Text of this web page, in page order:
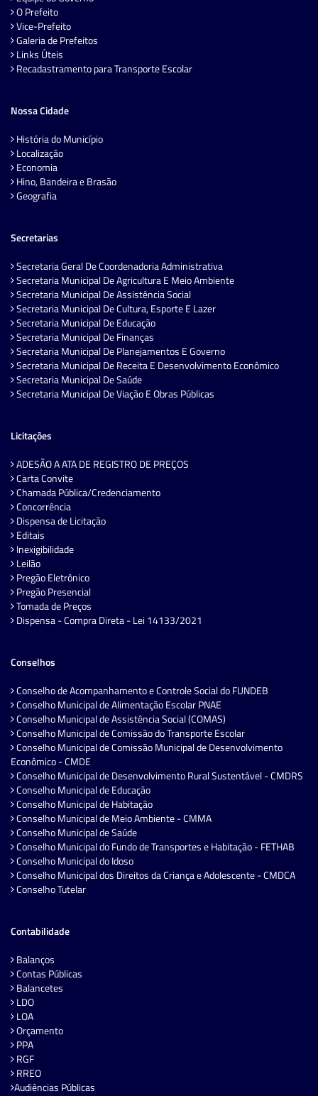
O Prefeito
Vice-Prefeito
Galeria de Prefeitos
Links Úteis
Recadastramento para Transporte Escolar
Nossa Cidade
História do Município
Localização
Economia
Hino, Bandeira e Brasão
Geografia
Secretarias
Secretaria Geral De Coordenadoria Administrativa
Secretaria Municipal De Agricultura E Meio Ambiente
Secretaria Municipal De Assistência Social
Secretaria Municipal De Cultura, Esporte E Lazer
Secretaria Municipal De Educação
Secretaria Municipal De Finanças
Secretaria Municipal De Planejamentos E Governo
Secretaria Municipal De Receita E Desenvolvimento Econômico
Secretaria Municipal De Saúde
Secretaria Municipal De Viação E Obras Públicas
Licitações
ADESÃO A ATA DE REGISTRO DE PREÇOS
Carta Convite
Chamada Pública/Credenciamento
Concorrência
Dispensa de Licitação
Editais
Inexigibilidade
Leilão
Pregão Eletrônico
Pregão Presencial
Tomada de Preços
Dispensa - Compra Direta - Lei 14133/2021
Conselhos
Conselho de Acompanhamento e Controle Social do FUNDEB
Conselho Municipal de Alimentação Escolar PNAE
Conselho Municipal de Assistência Social (COMAS)
Conselho Municipal de Comissão do Transporte Escolar
Conselho Municipal de Comissão Municipal de Desenvolvimento
Econômico - CMDE
Conselho Municipal de Desenvolvimento Rural Sustentável - CMDRS
Conselho Municipal de Educação
Conselho Municipal de Habitação
Conselho Municipal de Meio Ambiente - CMMA
Conselho Municipal de Saúde
Conselho Municipal do Fundo de Transportes e Habitação - FETHAB
Conselho Municipal do Idoso
Conselho Municipal dos Direitos da Criança e Adolescente - CMDCA
Conselho Tutelar
Contabilidade
Balanços
Contas Públicas
Balancetes
LDO
LOA
Orçamento
PPA
RGF
RREO
Audiências Públicas